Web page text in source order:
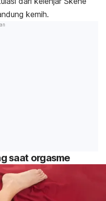
kemih.
saat orgasme